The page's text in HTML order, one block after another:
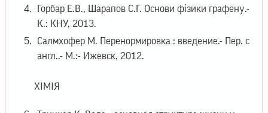
Горбар Е.В., Шарапов С.Г. Основи фізики графену.-
К.: КНУ, 2013.
Салмхофер М. Перенормировка : введение.- Пер. с
англ..- М.:- Ижевск, 2012.
ХІМІЯ